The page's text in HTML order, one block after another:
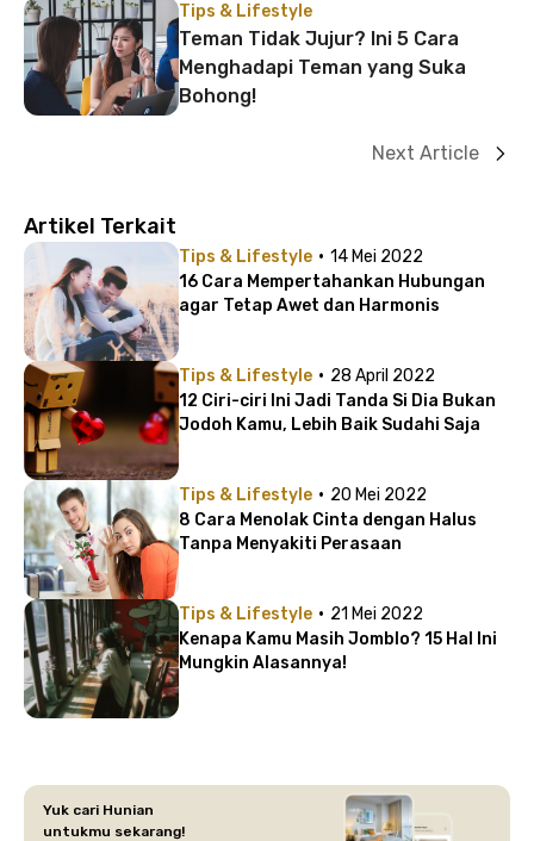
Tips & Lifestyle
Teman Tidak Jujur? Ini 5 Cara
Menghadapi Teman yang Suka
Bohong!
Next Article
Artikel Terkait
Tips & Lifestyle · 14 Mei 2022
16 Cara Mempertahankan Hubungan
agar Tetap Awet dan Harmonis
Tips & Lifestyle · 28 April 2022
12 Ciri-ciri Ini Jadi Tanda Si Dia Bukan
Jodoh Kamu, Lebih Baik Sudahi Saja
Tips & Lifestyle · 20 Mei 2022
8 Cara Menolak Cinta dengan Halus
Tanpa Menyakiti Perasaan
Tips & Lifestyle · 21 Mei 2022
Kenapa Kamu Masih Jomblo? 15 Hal Ini
Mungkin Alasannya!
Yuk cari Hunian
untukmu sekarang!